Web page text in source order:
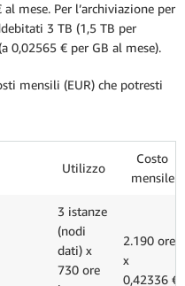
mese. Per l’archiviazione per
3 TB (1,5 TB per
0,02565 € per GB al mese).
mensili (EUR) che potresti
Utilizzo
Costo
mensile
3 istanze
(nodi
dati) x
730 ore
2.190 ore
x
0,42336 €